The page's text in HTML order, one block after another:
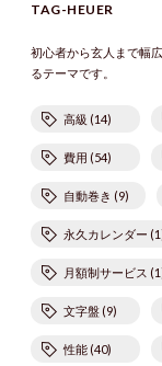
TAG-HEUER
初心者から玄人まで幅
るテーマです。
高級 (14)
費用 (54)
自動巻き (9)
永久カレンダー
月額制サービス
文字盤 (9)
性能 (40)